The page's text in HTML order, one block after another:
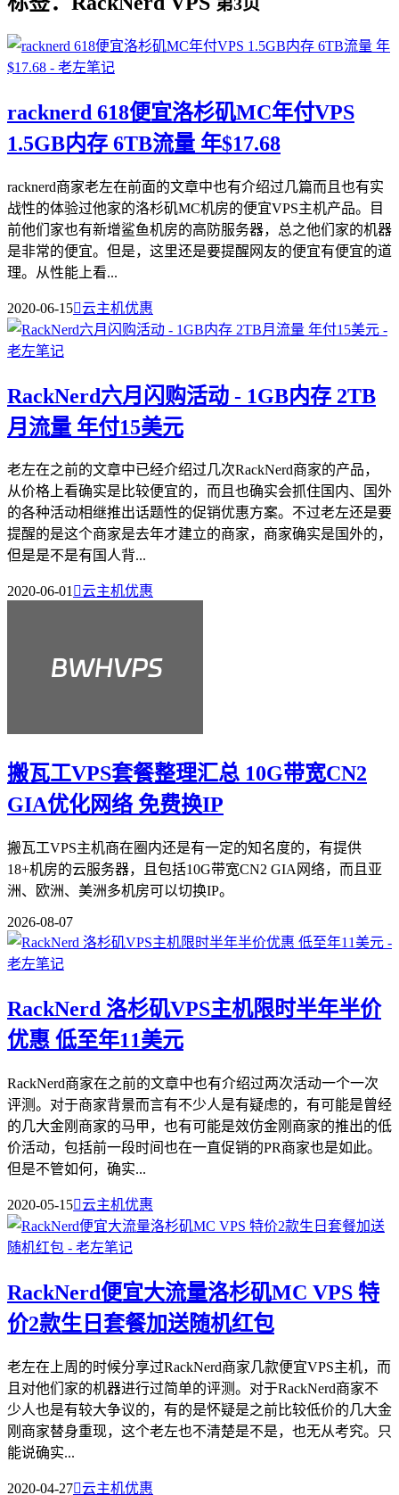
racknerd 618便宜洛杉矶MC年付VPS
1.5GB内存 6TB流量 年$17.68
racknerd商家老左在前面的文章中也有介绍过几篇而且也有实
战性的体验过他家的洛杉矶MC机房的便宜VPS主机产品。目
前他们家也有新增鲨鱼机房的高防服务器，总之他们家的机器
是非常的便宜。但是，这里还是要提醒网友的便宜有便宜的道
理。从性能上看...
2020-06-15云主机优惠
RackNerd六月闪购活动 - 1GB内存 2TB
月流量 年付15美元
老左在之前的文章中已经介绍过几次RackNerd商家的产品，
从价格上看确实是比较便宜的，而且也确实会抓住国内、国外
的各种活动相继推出话题性的促销优惠方案。不过老左还是要
提醒的是这个商家是去年才建立的商家，商家确实是国外的，
但是是不是有国人背...
2020-06-01云主机优惠
搬瓦工VPS套餐整理汇总 10G带宽CN2
GIA优化网络 免费换IP
搬瓦工VPS主机商在圈内还是有一定的知名度的，有提供
18+机房的云服务器，且包括10G带宽CN2 GIA网络，而且亚
洲、欧洲、美洲多机房可以切换IP。
2026-08-07
RackNerd 洛杉矶VPS主机限时半年半价
优惠 低至年11美元
RackNerd商家在之前的文章中也有介绍过两次活动一个一次
评测。对于商家背景而言有不少人是有疑虑的，有可能是曾经
的几大金刚商家的马甲，也有可能是效仿金刚商家的推出的低
价活动，包括前一段时间也在一直促销的PR商家也是如此。
但是不管如何，确实...
2020-05-15云主机优惠
RackNerd便宜大流量洛杉矶MC VPS 特
价2款生日套餐加送随机红包
老左在上周的时候分享过RackNerd商家几款便宜VPS主机，而
且对他们家的机器进行过简单的评测。对于RackNerd商家不
少人也是有较大争议的，有的是怀疑是之前比较低价的几大金
刚商家替身重现，这个老左也不清楚是不是，也无从考究。只
能说确实...
2020-04-27云主机优惠